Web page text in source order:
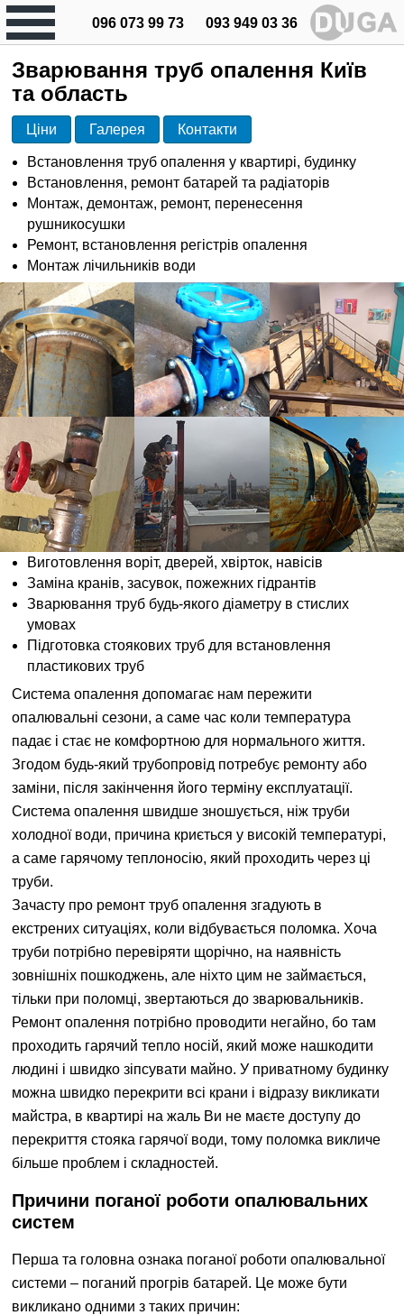
093 949 03 36
096 073 99 73
Зварювання труб опалення Київ
та область
Ціни Галерея Контакти
Встановлення труб опалення у квартирі, будинку
Встановлення, ремонт батарей та радіаторів
Монтаж, демонтаж, ремонт, перенесення
рушникосушки
Ремонт, встановлення регістрів опалення
Монтаж лічильників води
Виготовлення воріт, дверей, хвірток, навісів
Заміна кранів, засувок, пожежних гідрантів
Зварювання труб будь-якого діаметру в стислих
умовах
Підготовка стоякових труб для встановлення
пластикових труб
Система опалення допомагає нам пережити
опалювальні сезони, а саме час коли температура
падає і стає не комфортною для нормального життя.
Згодом будь-який трубопровід потребує ремонту або
заміни, після закінчення його терміну експлуатації.
Система опалення швидше зношується, ніж труби
холодної води, причина криється у високій температурі,
а саме гарячому теплоносію, який проходить через ці
труби.
Зачасту про ремонт труб опалення згадують в
екстрених ситуаціях, коли відбувається поломка. Хоча
труби потрібно перевіряти щорічно, на наявність
зовнішніх пошкоджень, але ніхто цим не займається,
тільки при поломці, звертаються до зварювальників.
Ремонт опалення потрібно проводити негайно, бо там
проходить гарячий тепло носій, який може нашкодити
людині і швидко зіпсувати майно. У приватному будинку
можна швидко перекрити всі крани і відразу викликати
майстра, в квартирі на жаль Ви не маєте доступу до
перекриття стояка гарячої води, тому поломка викличе
більше проблем і складностей.
Причини поганої роботи опалювальних
систем
Перша та головна ознака поганої роботи опалювальної
системи – поганий прогрів батарей. Це може бути
викликано одними з таких причин: